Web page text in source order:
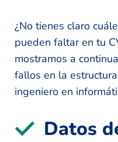
¿No tienes claro
pueden faltar en tu
mostramos a
fallos en la
ingeniero en
Datos